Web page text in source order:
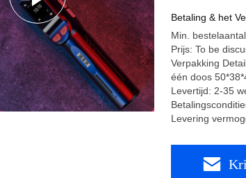
Betaling & het
Min.
Prijs: To be
Verpakking
één doos
Levertijd: 2-35
Levering